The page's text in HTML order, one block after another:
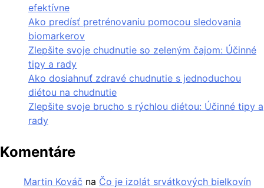
efektívne
Ako predísť pretrénovaniu pomocou sledovania
biomarkerov
Zlepšite svoje chudnutie so zeleným čajom: Účinné
tipy a rady
Ako dosiahnuť zdravé chudnutie s jednoduchou
diétou na chudnutie
Zlepšite svoje brucho s rýchlou diétou: Účinné tipy a
rady
Komentáre
Martin Kováč na Čo je izolát srvátkových bielkovín